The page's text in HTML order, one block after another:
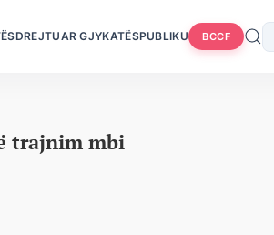
DREJTUAR GJYKATËSPUBLIKU BCCF
trajnim mbi